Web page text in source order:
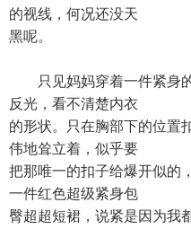
的视线，何况还没天
黑呢。
只见妈妈穿着一件紧身的
反光，看不清楚内衣
的形状。只在胸部下的位置
伟地耸立着，似乎要
把那唯一的扣子给爆开似的
一件红色超级紧身包
臀超超短裙，说紧是因为我